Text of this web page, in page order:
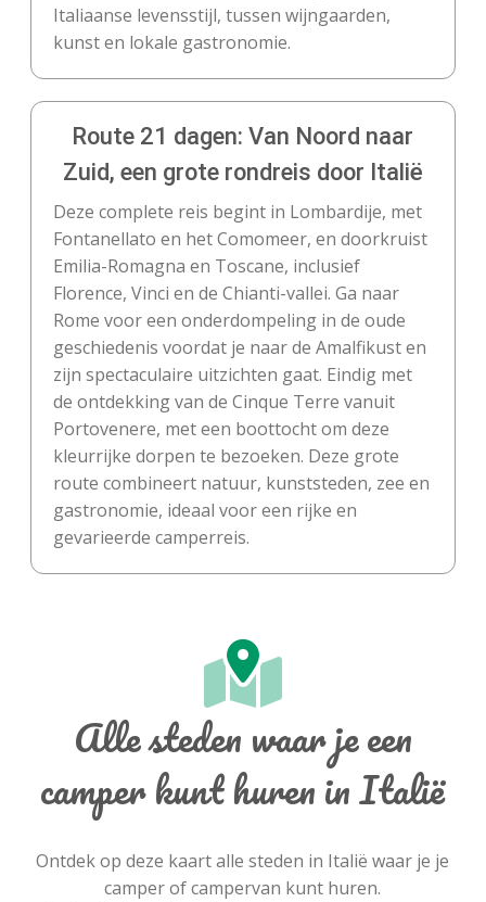
Italiaanse levensstijl, tussen wijngaarden,
kunst en lokale gastronomie.
Route 21 dagen: Van Noord naar
Zuid, een grote rondreis door Italië
Deze complete reis begint in Lombardije, met
Fontanellato en het Comomeer, en doorkruist
Emilia-Romagna en Toscane, inclusief
Florence, Vinci en de Chianti-vallei. Ga naar
Rome voor een onderdompeling in de oude
geschiedenis voordat je naar de Amalfikust en
zijn spectaculaire uitzichten gaat. Eindig met
de ontdekking van de Cinque Terre vanuit
Portovenere, met een boottocht om deze
kleurrijke dorpen te bezoeken. Deze grote
route combineert natuur, kunststeden, zee en
gastronomie, ideaal voor een rijke en
gevarieerde camperreis.
Alle steden waar je een
camper kunt huren in Italië
Ontdek op deze kaart alle steden in Italië waar je je
camper of campervan kunt huren.